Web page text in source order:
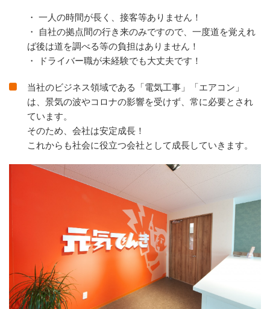
・ 一人の時間が長く、接客等ありません！
・ 自社の拠点間の行き来のみですので、一度道を覚えれ
ば後は道を調べる等の負担はありません！
・ ドライバー職が未経験でも大丈夫です！
当社のビジネス領域である「電気工事」「エアコン」
は、景気の波やコロナの影響を受けず、常に必要とされ
ています。
そのため、会社は安定成長！
これからも社会に役立つ会社として成長していきます。